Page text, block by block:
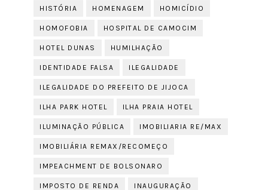
HISTÓRIA HOMENAGEM HOMICÍDIO
HOMOFOBIA HOSPITAL DE CAMOCIM
HOTEL DUNAS HUMILHAÇÃO
IDENTIDADE FALSA ILEGALIDADE
ILEGALIDADE DO PREFEITO DE JIJOCA
ILHA PARK HOTEL ILHA PRAIA HOTEL
ILUMINAÇÃO PÚBLICA IMOBILIARIA RE/MAX
IMOBILIÁRIA REMAX/RECOMEÇO
IMPEACHMENT DE BOLSONARO
IMPOSTO DE RENDA INAUGURAÇÃO